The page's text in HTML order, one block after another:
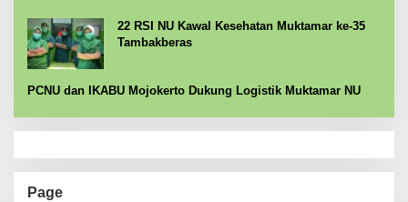
22 RSI NU Kawal Kesehatan Muktamar ke-35
Tambakberas
PCNU dan IKABU Mojokerto Dukung Logistik Muktamar NU
Page